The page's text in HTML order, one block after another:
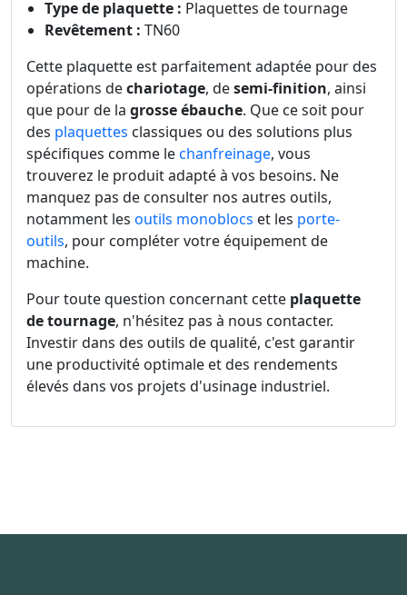
Type de plaquette : Plaquettes de tournage
Revêtement : TN60
Cette plaquette est parfaitement adaptée pour des
opérations dechariotage, desemi-finition, ainsi
que pour de la grosse ébauche. Que ce soit pour
des plaquettes classiques ou des solutions plus
spécifiques comme lechanfreinage, vous
trouverez le produit adapté à vos besoins. Ne
manquez pas de consulter nos autres outils,
notamment les outils monoblocs et les porte-
outils, pour compléter votre équipement de
machine.
Pour toute question concernant cette plaquette
de tournage, n'hésitez pas à nous contacter.
Investir dans des outils de qualité, c'est garantir
une productivité optimale et des rendements
élevés dans vos projets d'usinage industriel.